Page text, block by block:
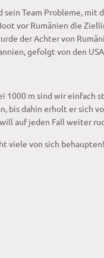
Team Probleme, mit
vor Rumänien die
der Achter von
gefolgt von den
1000 m sind wir
bis dahin erholt er sich
auf jeden Fall weiter
viele von sich